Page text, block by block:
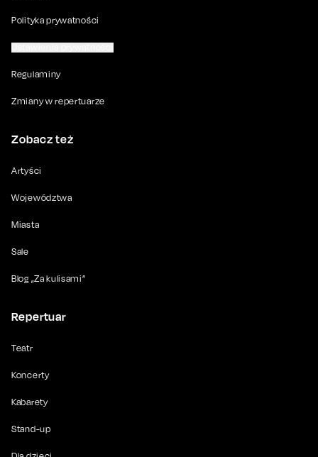
Polityka prywatności
Regulaminy
Zmiany w repertuarze
Zobacz też
Artyści
Województwa
Miasta
Sale
Blog „Za kulisami”
Repertuar
Teatr
Koncerty
Kabarety
Stand-up